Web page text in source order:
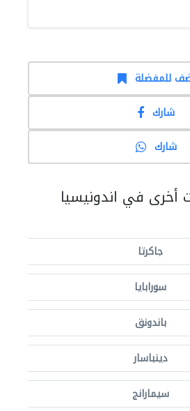
للمفضلة
شارك
شارك
في اندونيسيا
جاكرتا
سورابايا
باندونق
دينباسار
سيمارانج